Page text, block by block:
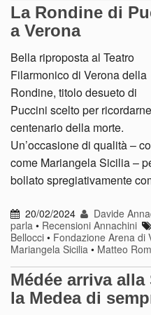
La Rondine di
a Verona
Bella riproposta al Teatro
Filarmonico di Verona della
Rondine, titolo desueto di
Puccini scelto per
centenario della morte.
Un’occasione di qualità –
come Mariangela Sicilia –
bollato spregiativamente
20/02/2024 Davide
parla • Recensioni Annachini
Bellocci • Fondazione Arena di
Mariangela Sicilia • Matteo
Médée arriva
la Medea di